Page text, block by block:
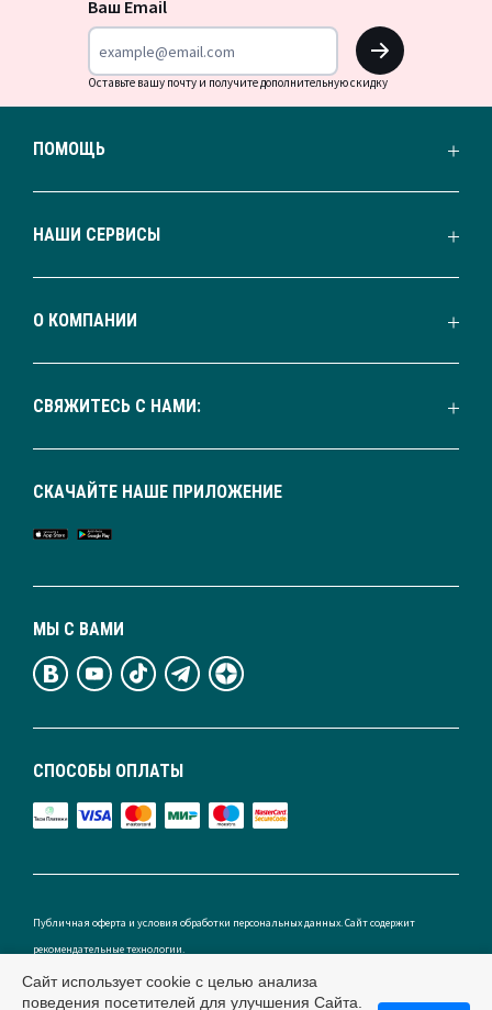
Ваш Email
OK
Оставьте вашу почту и получите дополнительную скидку
ПОМОЩЬ
НАШИ СЕРВИСЫ
О КОМПАНИИ
СВЯЖИТЕСЬ С НАМИ:
СПОСОБЫ ОПЛАТЫ
МЫ С ВАМИ
СКАЧАЙТЕ НАШЕ ПРИЛОЖЕНИЕ
Публичная оферта и условия обработки персональных данных. Сайт содержит
рекомендательные технологии.
Сайт использует cookie с целью анализа
поведения посетителей для улучшения Сайта.